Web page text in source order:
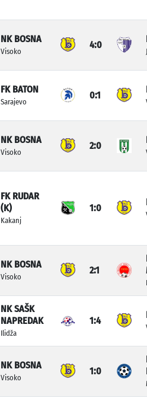
NK BOSNA
Visoko
4:0
FK BATON
Sarajevo
0:1
NK BOSNA
Visoko
2:0
FK RUDAR
(K)
Kakanj
1:0
NK BOSNA
Visoko
2:1
NK SAŠK
NAPREDAK
Ilidža
1:4
NK BOSNA
Visoko
1:0